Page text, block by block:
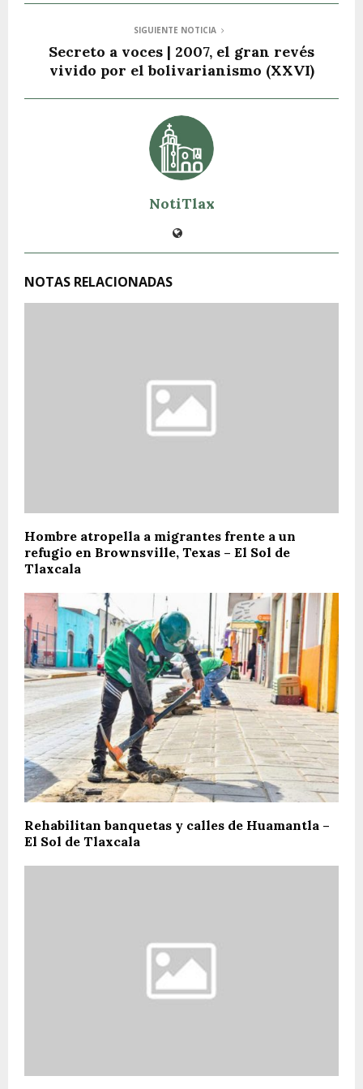
SIGUIENTE NOTICIA
Secreto a voces | 2007, el gran revés
vivido por el bolivarianismo (XXVI)
NotiTlax
NOTAS RELACIONADAS
Hombre atropella a migrantes frente a un
refugio en Brownsville, Texas – El Sol de
Tlaxcala
Rehabilitan banquetas y calles de Huamantla –
El Sol de Tlaxcala